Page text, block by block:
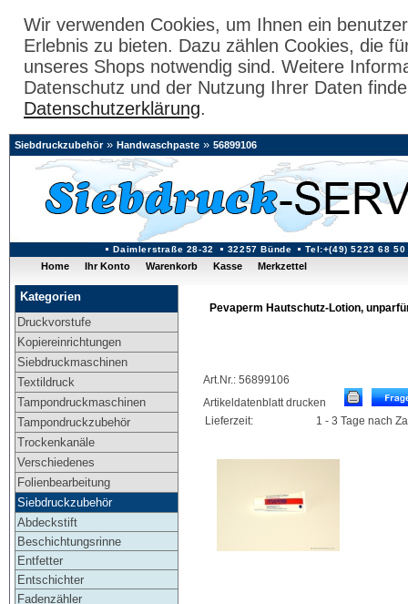
Wir verwenden Cookies, um Ihnen ein
Erlebnis zu bieten. Dazu zählen Cookies, die
unseres Shops notwendig sind. Weitere
Datenschutz und der Nutzung Ihrer Daten
Datenschutzerklärung.
Daimlerstraße 28-32 32257 Bünde Tel:+(49) 5223 68 50
Siebdruckzubehör» Handwaschpaste » 56899106
Home Ihr Konto Warenkorb Kasse Merkzettel
Kategorien
Druckvorstufe
Kopiereinrichtungen
Siebdruckmaschinen
Textildruck
Tampondruckmaschinen
Tampondruckzubehör
Trockenkanäle
Verschiedenes
Folienbearbeitung
Siebdruckzubehör
Abdeckstift
Beschichtungsrinne
Entfetter
Entschichter
Fadenzähler
Pevaperm Hautschutz-Lotion,
Art.Nr.: 56899106
Artikeldatenblatt drucken
Lieferzeit:
1 - 3 Tage nach